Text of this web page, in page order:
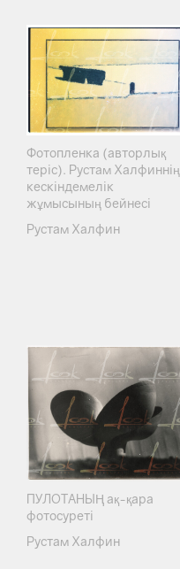
Фотопленка (авторлық
теріс). Рустам Халфиннің
кескіндемелік
жұмысының бейнесі
Рустам Халфин
ПУЛОТАНЫҢ ақ-қара
фотосуреті
Рустам Халфин